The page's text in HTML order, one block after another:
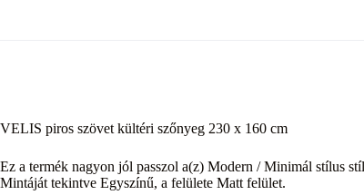
VELIS piros szövet kültéri szőnyeg 230 x 160 cm
Ez a termék nagyon jól passzol a(z) Modern / Minimál stílus
Mintáját tekintve Egyszínű, a felülete Matt felület.